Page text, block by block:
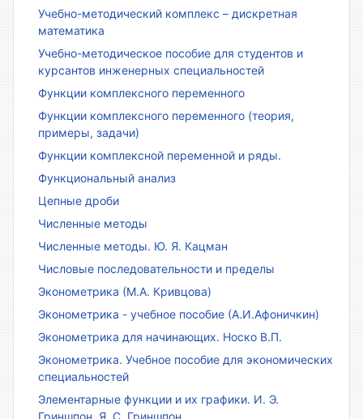
Учебно-методический комплекс – дискретная
математика
Учебно-методическое пособие для студентов и
курсантов инженерных специальностей
Функции комплексного переменного
Функции комплексного переменного (теория,
примеры, задачи)
Функции комплексной переменной и ряды.
Функциональный анализ
Цепные дроби
Численные методы
Численные методы. Ю. Я. Кацман
Числовые последовательности и пределы
Эконометрика (М.А. Кривцова)
Эконометрика - учебное пособие (А.И.Афоничкин)
Эконометрика для начинающих. Носко В.П.
Эконометрика. Учебное пособие для экономических
специальностей
Элементарные функции и их графики. И. Э.
Гриншпон, Я. С. Гриншпон